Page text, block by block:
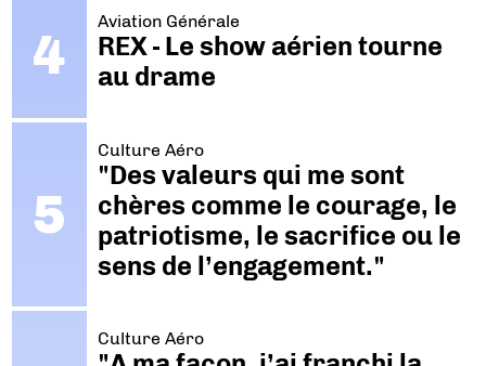
Aviation Générale
REX - Le show aérien tourne
au drame
Culture Aéro
"Des valeurs qui me sont
chères comme le courage, le
patriotisme, le sacrifice ou le
sens de l’engagement."
Culture Aéro